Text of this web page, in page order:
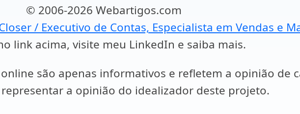
© 2006-2026 Webartigos.com
/ Executivo de Contas, Especialista em Vendas e
link acima, visite meu LinkedIn e saiba mais.
são apenas informativos e refletem a opinião de
a opinião do idealizador deste projeto.